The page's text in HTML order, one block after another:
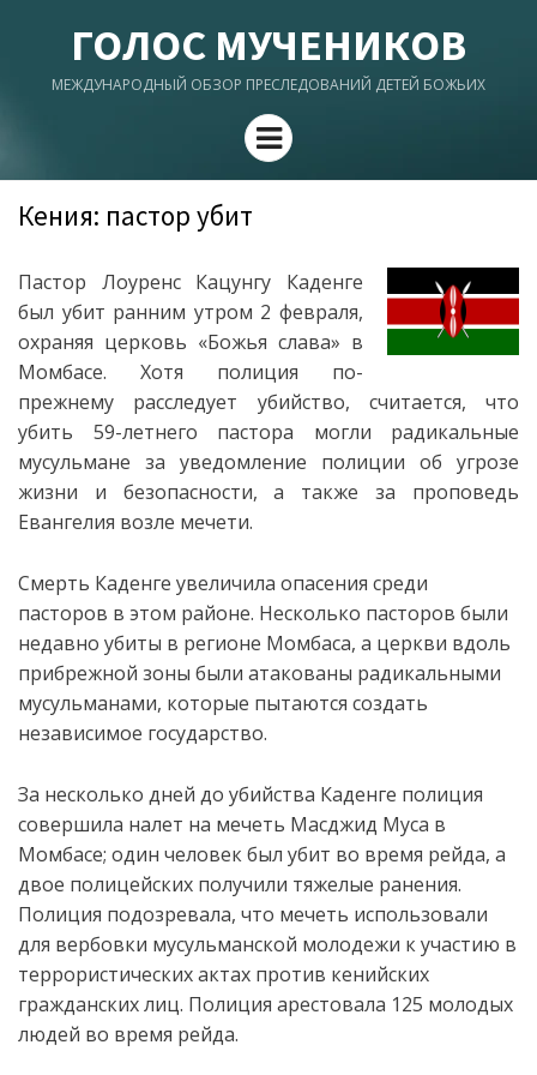
ГОЛОС МУЧЕНИКОВ
МЕЖДУНАРОДНЫЙ ОБЗОР ПРЕСЛЕДОВАНИЙ ДЕТЕЙ БОЖЬИХ
Menu
Кения: пастор убит
Пастор Лоуренс Кацунгу Каденге
был убит ранним утром 2 февраля,
охраняя церковь «Божья слава» в
Момбасе. Хотя полиция по-
прежнему расследует убийство, считается, что
убить 59-летнего пастора могли радикальные
мусульмане за уведомление полиции об угрозе
жизни и безопасности, а также за проповедь
Евангелия возле мечети.
Смерть Каденге увеличила опасения среди
пасторов в этом районе. Несколько пасторов были
недавно убиты в регионе Момбаса, а церкви вдоль
прибрежной зоны были атакованы радикальными
мусульманами, которые пытаются создать
независимое государство.
За несколько дней до убийства Каденге полиция
совершила налет на мечеть Масджид Муса в
Момбасе; один человек был убит во время рейда, а
двое полицейских получили тяжелые ранения.
Полиция подозревала, что мечеть использовали
для вербовки мусульманской молодежи к участию в
террористических актах против кенийских
гражданских лиц. Полиция арестовала 125 молодых
людей во время рейда.